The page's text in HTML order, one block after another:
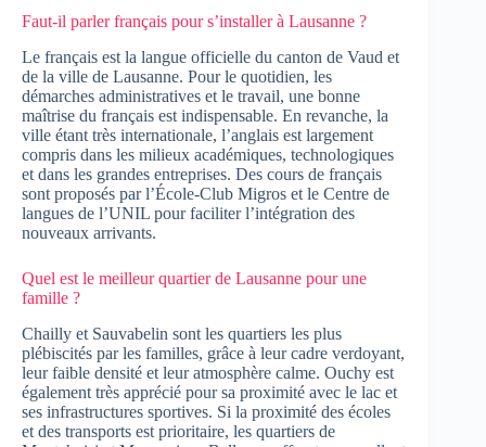
Faut-il parler français pour s’installer à Lausanne ?
Le français est la langue officielle du canton de Vaud et
de la ville de Lausanne. Pour le quotidien, les
démarches administratives et le travail, une bonne
maîtrise du français est indispensable. En revanche, la
ville étant très internationale, l’anglais est largement
compris dans les milieux académiques, technologiques
et dans les grandes entreprises. Des cours de français
sont proposés par l’École-Club Migros et le Centre de
langues de l’UNIL pour faciliter l’intégration des
nouveaux arrivants.
Quel est le meilleur quartier de Lausanne pour une
famille ?
Chailly et Sauvabelin sont les quartiers les plus
plébiscités par les familles, grâce à leur cadre verdoyant,
leur faible densité et leur atmosphère calme. Ouchy est
également très apprécié pour sa proximité avec le lac et
ses infrastructures sportives. Si la proximité des écoles
et des transports est prioritaire, les quartiers de